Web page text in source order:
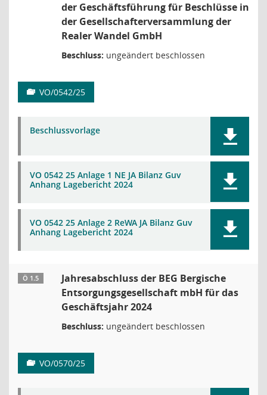
der Geschäftsführung für Beschlüsse in
der Gesellschafterversammlung der
Realer Wandel GmbH
Beschluss: ungeändert beschlossen
VO/0542/25
Beschlussvorlage
VO 0542 25 Anlage 1 NE JA Bilanz Guv
Anhang Lagebericht 2024
VO 0542 25 Anlage 2 ReWA JA Bilanz Guv
Anhang Lagebericht 2024
Ö 1.5
Jahresabschluss der BEG Bergische
Entsorgungsgesellschaft mbH für das
Geschäftsjahr 2024
Beschluss: ungeändert beschlossen
VO/0570/25